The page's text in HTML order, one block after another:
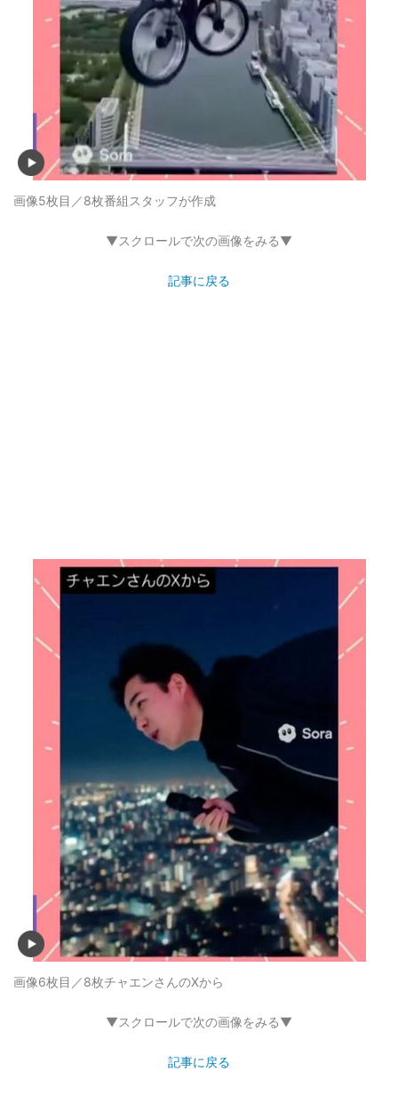
画像5枚目／8枚番組スタッフが作成
▼スクロールで次の画像をみる▼
記事に戻る
画像6枚目／8枚チャエンさんのXから
▼スクロールで次の画像をみる▼
記事に戻る